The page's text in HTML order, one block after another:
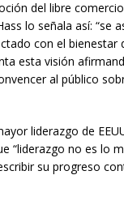
del libre
lo señala así: “se
con el bienestar
esta visión
al público
liderazgo de
“liderazgo no es lo
su progreso